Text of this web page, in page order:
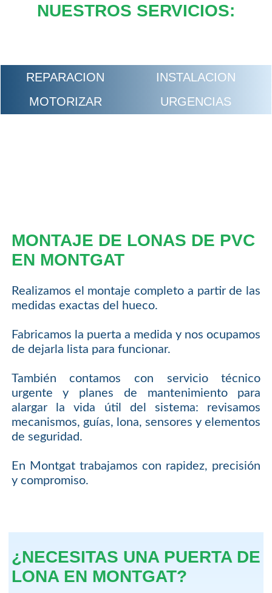
NUESTROS SERVICIOS:
REPARACION
INSTALACION
MOTORIZAR
URGENCIAS
MONTAJE DE LONAS DE PVC
EN MONTGAT
Realizamos el montaje completo a partir de las
medidas exactas del hueco.
Fabricamos la puerta a medida y nos ocupamos
de dejarla lista para funcionar.
También contamos con servicio técnico
urgente y planes de mantenimiento para
alargar la vida útil del sistema: revisamos
mecanismos, guías, lona, sensores y elementos
de seguridad.
En Montgat trabajamos con rapidez, precisión
y compromiso.
¿NECESITAS UNA PUERTA DE
LONA EN MONTGAT?